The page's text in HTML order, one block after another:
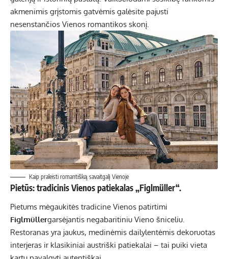
akmenimis grįstomis gatvėmis galėsite pajusti
nesenstančios Vienos romantikos skonį.
Kaip praleisti romantišką savaitgalį Vienoje
Pietūs: tradicinis Vienos patiekalas „Figlmüller“.
Pietums mėgaukitės tradicine Vienos patirtimi
Figlmüllergarsėjantis negabaritiniu Vieno šniceliu.
Restoranas yra jaukus, medinėmis dailylentėmis dekoruotas
interjeras ir klasikiniai austriški patiekalai – tai puiki vieta